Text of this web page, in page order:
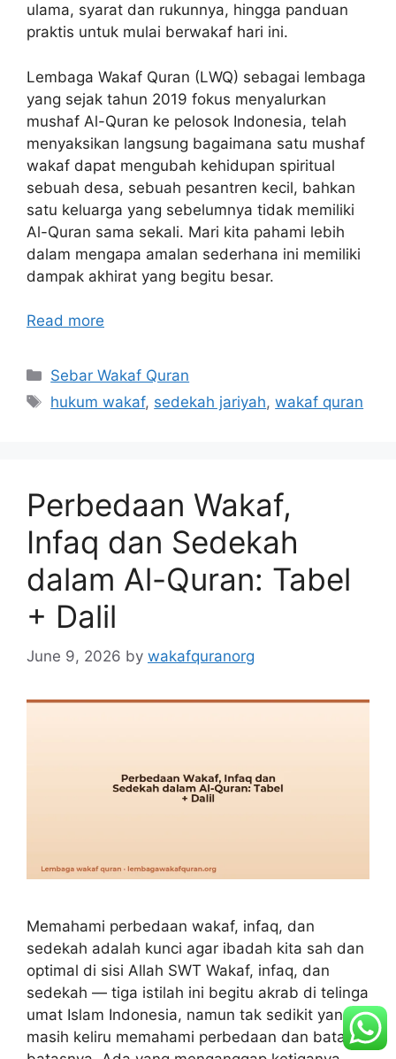
ulama, syarat dan rukunnya, hingga panduan
praktis untuk mulai berwakaf hari ini.
Lembaga Wakaf Quran (LWQ) sebagai lembaga
yang sejak tahun 2019 fokus menyalurkan
mushaf Al-Quran ke pelosok Indonesia, telah
menyaksikan langsung bagaimana satu mushaf
wakaf dapat mengubah kehidupan spiritual
sebuah desa, sebuah pesantren kecil, bahkan
satu keluarga yang sebelumnya tidak memiliki
Al-Quran sama sekali. Mari kita pahami lebih
dalam mengapa amalan sederhana ini memiliki
dampak akhirat yang begitu besar.
Read more
Categories
Sebar Wakaf Quran
Tags
hukum wakaf, sedekah jariyah,wakaf quran
Perbedaan Wakaf,
Infaq dan Sedekah
dalam Al-Quran: Tabel
+ Dalil
June 9, 2026 by wakafquranorg
Memahami perbedaan wakaf, infaq, dan
sedekah adalah kunci agar ibadah kita sah dan
optimal di sisi Allah SWT Wakaf, infaq, dan
sedekah — tiga istilah ini begitu akrab di telinga
umat Islam Indonesia, namun tak sedikit yang
masih keliru memahami perbedaan dan batas-